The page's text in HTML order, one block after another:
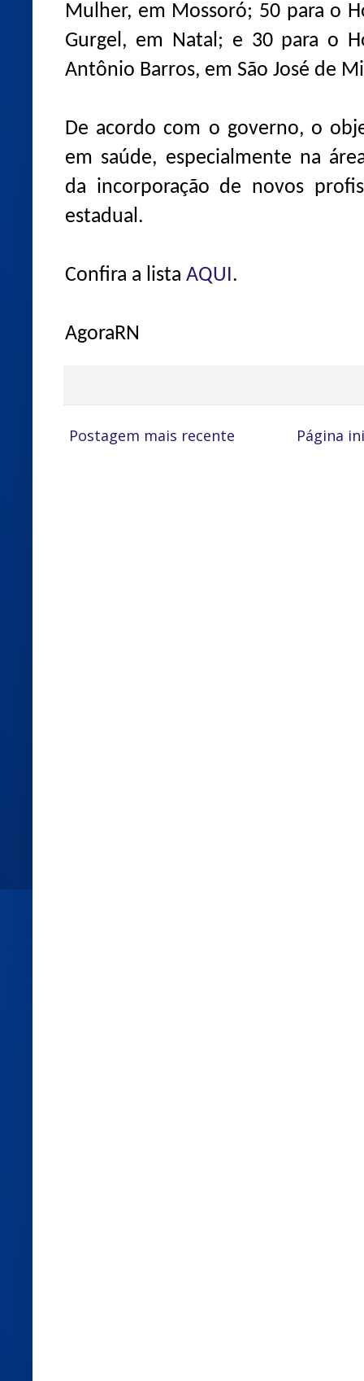
Mulher, em Mossoró; 50 para o
Gurgel, em Natal; e 30 para o
Antônio Barros, em São José de
De acordo com o governo, o
em saúde, especialmente na
da incorporação de novos
estadual.
Confira a lista AQUI .
AgoraRN
Postagem mais recente Página